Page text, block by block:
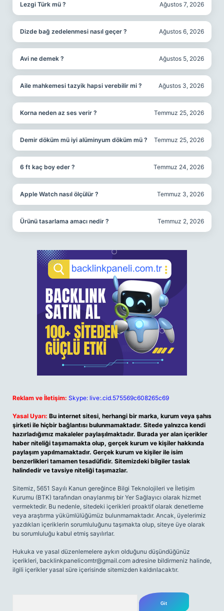
Lezgi Türk mü ? Ağustos 7, 2026
Dizde bağ zedelenmesi nasıl geçer ? Ağustos 6, 2026
Avi ne demek ? Ağustos 5, 2026
Aile mahkemesi tazyik hapsi verebilir mi ? Ağustos 3, 2026
Korna neden az ses verir ? Temmuz 25, 2026
Demir döküm mü iyi alüminyum döküm mü ? Temmuz 25, 2026
6 ft kaç boy eder ? Temmuz 24, 2026
Apple Watch nasıl ölçülür ? Temmuz 3, 2026
Ürünü tasarlama amacı nedir ? Temmuz 2, 2026
Reklam ve İletişim: Skype: live:.cid.575569c608265c69
Yasal Uyarı: Bu internet sitesi, herhangi bir marka, kurum veya şahıs
şirketi ile hiçbir bağlantısı bulunmamaktadır. Sitede yalnızca kendi
hazırladığımız makaleler paylaşılmaktadır. Burada yer alan içerikler
haber niteliği taşımamakta olup, gerçek kurum ve kişiler hakkında
paylaşım yapılmamaktadır. Gerçek kurum ve kişiler ile isim
benzerlikleri tamamen tesadüfidir. Sitemizdeki bilgiler taslak
halindedir ve tavsiye niteliği taşımazlar.
Sitemiz, 5651 Sayılı Kanun gereğince Bilgi Teknolojileri ve İletişim
Kurumu (BTK) tarafından onaylanmış bir Yer Sağlayıcı olarak hizmet
vermektedir. Bu nedenle, sitedeki içerikleri proaktif olarak denetleme
veya araştırma yükümlülüğümüz bulunmamaktadır. Ancak, üyelerimiz
yazdıkları içeriklerin sorumluluğunu taşımakta olup, siteye üye olarak
bu sorumluluğu kabul etmiş sayılırlar.
Hukuka ve yasal düzenlemelere aykırı olduğunu düşündüğünüz
içerikleri, backlinkpanelicomtr@gmail.com adresine bildirmeniz halinde,
ilgili içerikler yasal süre içerisinde sitemizden kaldırılacaktır.